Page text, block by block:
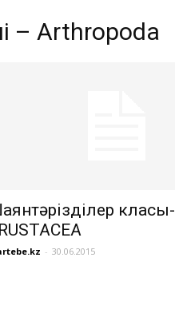
– Arthropoda
класы-
- 30.06.2015